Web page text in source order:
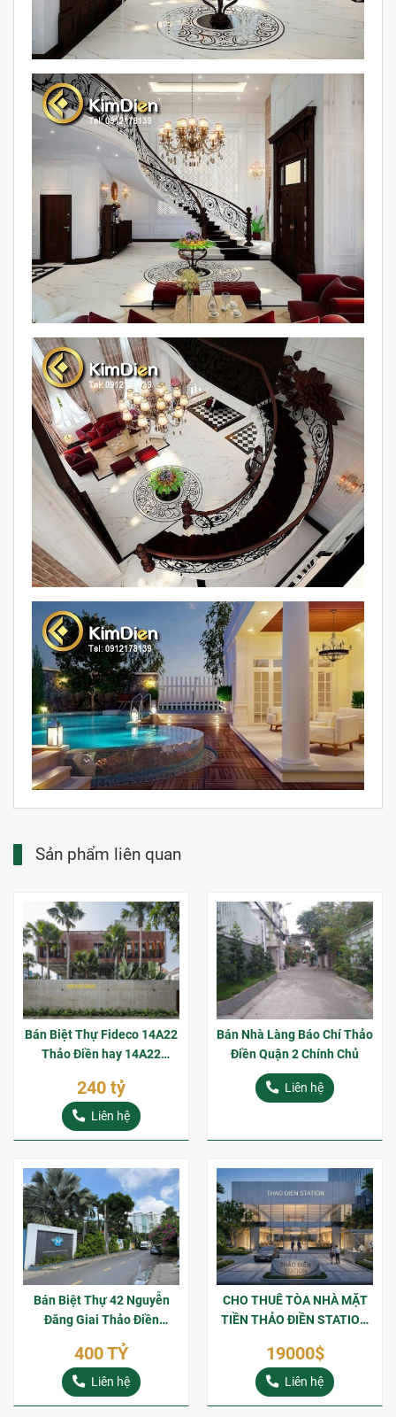
Sản phẩm liên quan
Bán Biệt Thự Fideco 14A22
Thảo Điền hay 14A22
Mặt Tiền 508m2 Sổ Hồng
Riêng
240 tỷ
Liên hệ
Bán Nhà Làng Báo Chí Thảo
Điền Quận 2 Chính Chủ
Liên hệ
Bán Biệt Thự 42 Nguyễn
Đăng Giai Thảo Điền
1464m2 Hợp Đồng Thuê
$10000/Tháng
400 TỶ
Liên hệ
CHO THUÊ TÒA NHÀ MẶT
TIỀN THẢO ĐIỀN STATION
TRÍ VÀNG NGAY GA METRO
THẢO ĐIỀN
19000$
Liên hệ